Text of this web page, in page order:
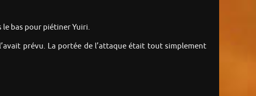
bas pour piétiner Yuiri.
prévu. La portée de l’attaque était tout simplement